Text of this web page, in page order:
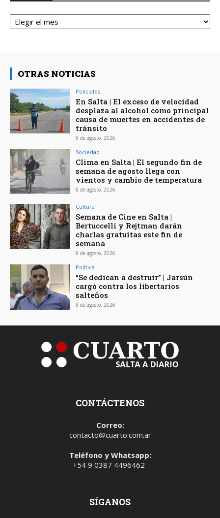
Archivos
OTRAS NOTICIAS
Policiales
En Salta | El exceso de velocidad
desplaza al alcohol como principal
causa de muertes en accidentes de
tránsito
8 de agosto, 2026
Sociedad
Clima en Salta | El segundo fin de
semana de agosto llega con
vientos y cambio de temperatura
8 de agosto, 2026
Cultura
Semana de Cine en Salta |
Bertuccelli y Rejtman darán
charlas gratuitas este fin de
semana
8 de agosto, 2026
Política
“Se dedican a destruir” | Jarsún
cargó contra los libertarios
salteños
8 de agosto, 2026
CONTÁCTENOS
Correo:
contacto@cuarto.com.ar
Teléfono y Whatsapp:
+54 9 0387 4496462
SÍGANOS